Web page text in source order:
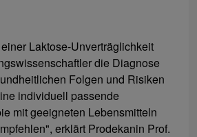
Laktose-Unverträglichkeit
die Diagnose
Folgen und Risiken
individuell passende
mit geeigneten Lebensmitteln
erklärt Prodekanin Prof.